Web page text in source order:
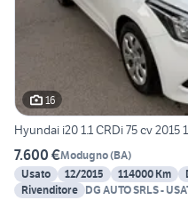
16
Hyundai i20 1.1 CRDi 75 cv 2015
7.600 €Modugno(BA)
Usato
12/2015 114000 Km
Rivenditore DG AUTO SRLS -